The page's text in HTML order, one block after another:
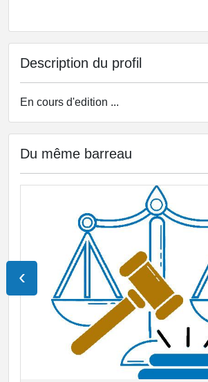
Description du profil
En cours d'edition ...
Du même barreau
‹